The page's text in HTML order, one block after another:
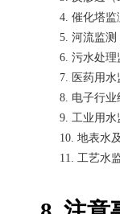
4. 催化塔监
5. 河流监测
6. 污水处理
7.
医药用
8. 电子行
9. 工业用水
10. 地表水
11. 工艺水